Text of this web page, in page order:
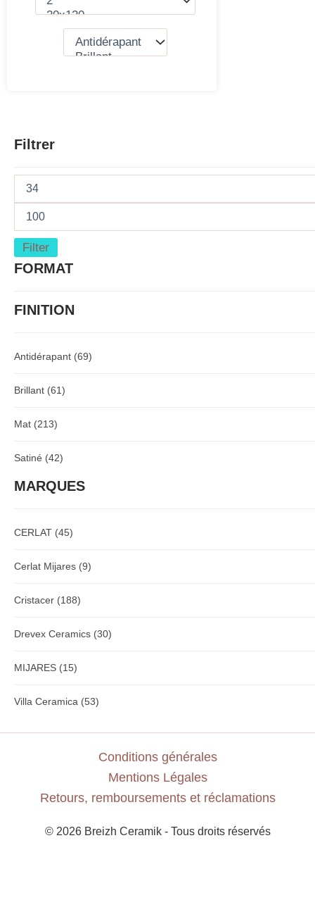
Filtrer
Filter
FORMAT
FINITION
Antidérapant (69)
Brillant (61)
Mat (213)
Satiné (42)
MARQUES
CERLAT (45)
Cerlat Mijares (9)
Cristacer (188)
Drevex Ceramics (30)
MIJARES (15)
Villa Ceramica (53)
Conditions générales
Mentions Légales
Retours, remboursements et réclamations
© 2026 Breizh Ceramik - Tous droits réservés